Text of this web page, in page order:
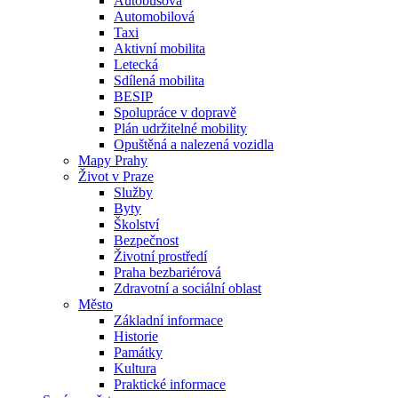
Automobilová
Taxi
Aktivní mobilita
Letecká
Sdílená mobilita
BESIP
Spolupráce v dopravě
Plán udržitelné mobility
Opuštěná a nalezená vozidla
Mapy Prahy
Život v Praze
Služby
Byty
Školství
Bezpečnost
Životní prostředí
Praha bezbariérová
Zdravotní a sociální oblast
Město
Základní informace
Historie
Památky
Kultura
Praktické informace